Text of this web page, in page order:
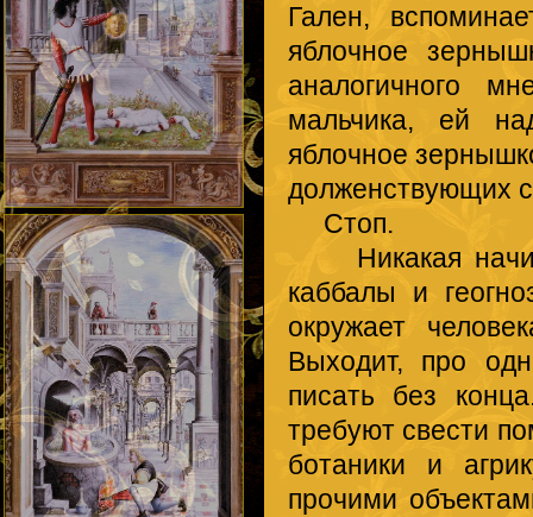
Гален,
яблочное
аналогичного
мальчика, ей
яблочное
долженствующих
Стоп.
Никакая
каббалы и
окружает
Выходит, про
писать без
требуют свести
ботаники и
прочими